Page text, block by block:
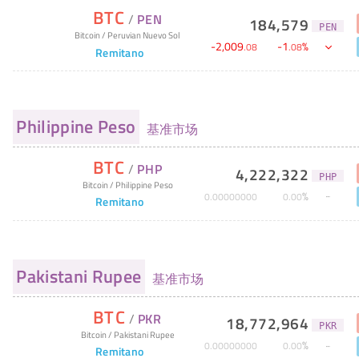
BTC / PEN
Bitcoin/ Peruvian Nuevo Sol
Remitano
184,579 PEN
-2,009.08 -1.08%
Philippine Peso 基准市场
BTC / PHP
Bitcoin/ Philippine Peso
Remitano
4,222,322 PHP
0.00000000 0.00%
Pakistani Rupee 基准市场
BTC / PKR
Bitcoin/ Pakistani Rupee
Remitano
18,772,964 PKR
0.00000000 0.00%